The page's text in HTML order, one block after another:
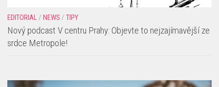
EDITORIAL/ NEWS / TIPY
Nový podcast V centru Prahy: Objevte to nejzajímavější ze
srdce Metropole!